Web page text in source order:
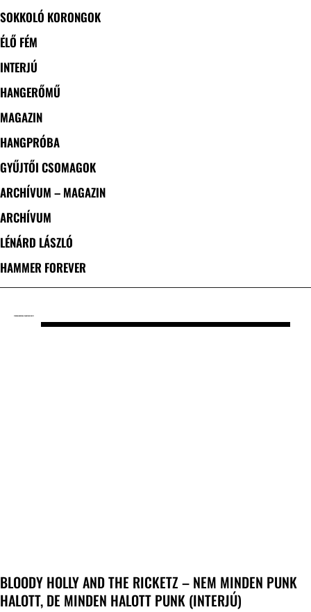
SOKKOLÓ KORONGOK
ÉLŐ FÉM
INTERJÚ
HANGERŐMŰ
MAGAZIN
HANGPRÓBA
GYŰJTŐI CSOMAGOK
ARCHÍVUM – MAGAZIN
ARCHÍVUM
LÉNÁRD LÁSZLÓ
HAMMER FOREVER
BLOODY HOLLY AND THE RICKETZ – NEM MINDEN PUNK
HALOTT, DE MINDEN HALOTT PUNK (INTERJÚ)